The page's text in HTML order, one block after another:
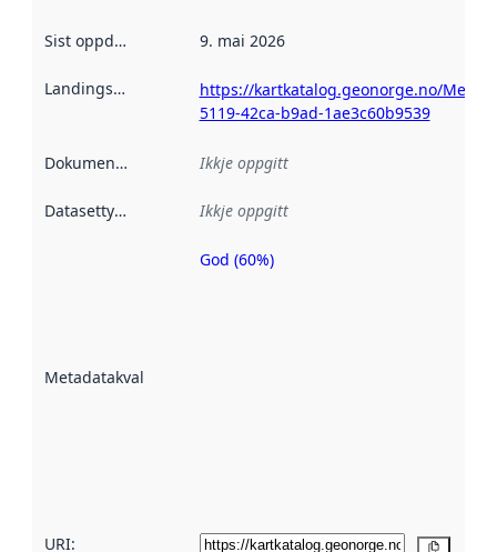
Sist oppdatert 9. mai 2026
Landingsside
https://kartkatalog.geonorge.no/
5119-42ca-b9ad-1ae3c60b9539
Dokumentasjon Ikkje oppgitt
Datasettype Ikkje oppgitt
Metadatakvalitet
Metadatakvalitet
God (60%)
URI: